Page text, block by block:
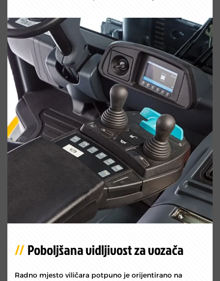
Poboljšana vidljivost za vozača
Radno mjesto viličara potpuno je orijentirano na